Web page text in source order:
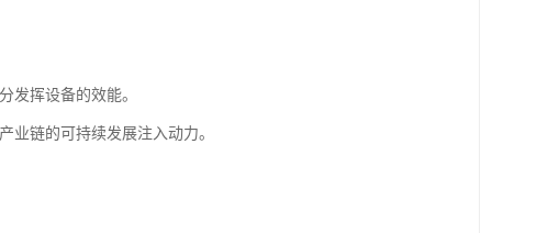
发挥设备的效能。
业链的可持续发展注入动力。